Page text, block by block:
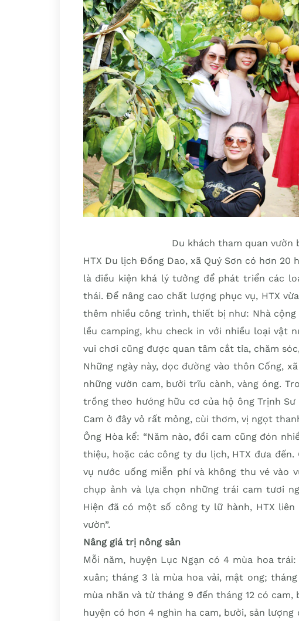
Du khách tham quan vườn
HTX Du lịch Đồng Dao, xã Quý Sơn có hơn 20
là điều kiện khá lý tưởng để phát triển các
thái. Để nâng cao chất lượng phục vụ, HTX
thêm nhiều công trình, thiết bị như: Nhà
lều camping, khu check in với nhiều loại vật
vui chơi cũng được quan tâm cắt tỉa, chăm
Những ngày này, dọc đường vào thôn Cống,
những vườn cam, bưởi trĩu cành, vàng óng.
trồng theo hướng hữu cơ của hộ ông Trịnh
Cam ở đây vỏ rất mỏng, cùi thơm, vị ngọt
Ông Hòa kể: “Năm nào, đồi cam cũng đón
thiệu, hoặc các công ty du lịch, HTX đưa
vụ nước uống miễn phí và không thu vé vào
chụp ảnh và lựa chọn những trái cam tươi
Hiện đã có một số công ty lữ hành, HTX
vườn”.
Nâng giá trị nông sản
Mỗi năm, huyện Lục Ngạn có 4 mùa hoa
xuân; tháng 3 là mùa hoa vải, mật ong;
mùa nhãn và từ tháng 9 đến tháng 12 có
huyện có hơn 4 nghìn ha cam, bưởi, sản